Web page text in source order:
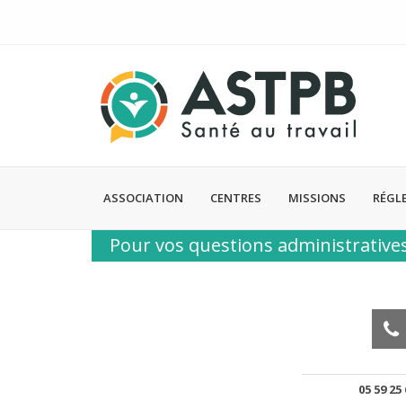
ASSOCIATION CENTRES MISSIONS
Pour vos questions
05 59 25